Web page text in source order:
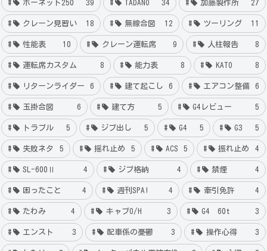
ホーネット250 39 TADANO 34 加藤製作所 27
クレーン見習い 18 無線合図 12 ツーリング 11
性能表 10 クレーン運転席 9 人柱報告 8
運転席カスタム 8 能力表 8 KATO 8
リターンライダー 6 建て起こし 6 エアコン整備 6
玉掛合図 6 建て方 5 G4レビュー 5
トラブル 5 ジブ出し 5 G4 5 G3 5
失敗ネタ 5 揺れ止め 5 ACS 5 振れ止め 4
SL-600Ⅱ 4 ジブ格納 4 禁煙 4
困ったこと 4 週刊SPA! 4 牽引免許 4
たわみ 4 キャブO/H 3 G4 60t 3
エンスト 3 配車係の憂鬱 3 操作心得 3